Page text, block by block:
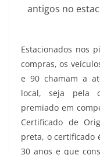
antigos no
Estacionados nos
compras, os
e 90 chamam a
local, seja pela
premiado em
Certificado de
preta, o certificado
30 anos e que